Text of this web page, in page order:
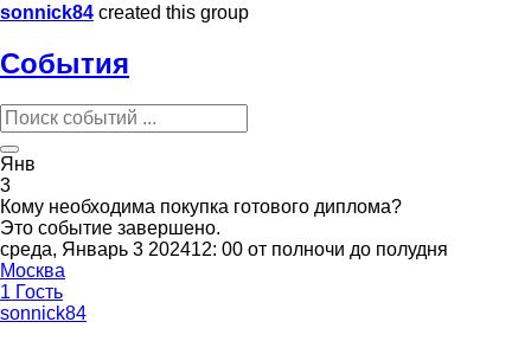
sonnick84 created this group
События
Янв
3
Кому необходима покупка готового диплома?
Это событие завершено.
среда, Январь 3 202412: 00 от полночи до полудня
Москва
1 Гость
sonnick84